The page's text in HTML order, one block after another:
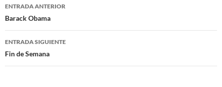
de
entradas
ENTRADA ANTERIOR
Barack Obama
ENTRADA SIGUIENTE
Fin de Semana